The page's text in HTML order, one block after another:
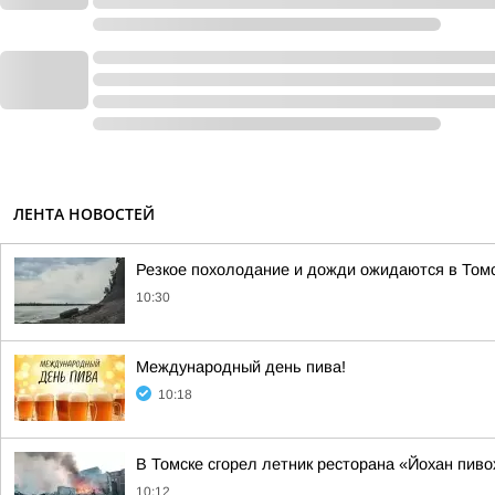
ЛЕНТА НОВОСТЕЙ
Резкое похолодание и дожди ожидаются в
10:30
Международный день пива!
10:18
В Томске сгорел летник ресторана «Йохан
10:12